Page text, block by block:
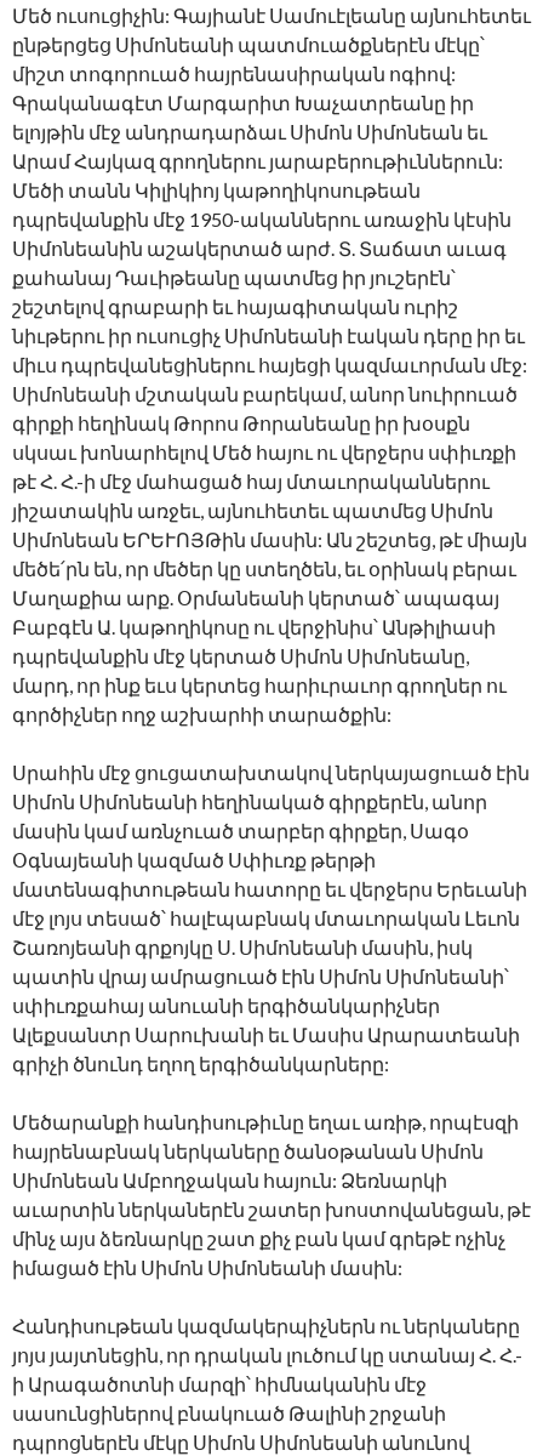
Մեծ ուսուցիչին: Գայիանէ Սամուէլեանը այնուհետեւ
ընթերցեց Սիմոնեանի պատմուածքներէն մէկը՝
միշտ տոգորուած հայրենասիրական ոգիով:
Գրականագէտ Մարգարիտ Խաչատրեանը իր
ելոյթին մէջ անդրադարձաւ Սիմոն Սիմոնեան եւ
Արամ Հայկազ գրողներու յարաբերութիւններուն:
Մեծի տանն Կիլիկիոյ կաթողիկոսութեան
դպրեվանքին մէջ 1950-ականներու առաջին կէսին
Սիմոնեանին աշակերտած արժ. Տ. Տաճատ աւագ
քահանայ Դաւիթեանը պատմեց իր յուշերէն՝
շեշտելով գրաբարի եւ հայագիտական ուրիշ
նիւթերու իր ուսուցիչ Սիմոնեանի էական դերը իր եւ
միւս դպրեվանեցիներու հայեցի կազմաւորման մէջ:
Սիմոնեանի մշտական բարեկամ, անոր նուիրուած
գիրքի հեղինակ Թորոս Թորանեանը իր խօսքն
սկսաւ խոնարհելով Մեծ հայու ու վերջերս սփիւռքի
թէ Հ. Հ.-ի մէջ մահացած հայ մտաւորականներու
յիշատակին առջեւ, այնուհետեւ պատմեց Սիմոն
Սիմոնեան ԵՐԵՒՈՅԹին մասին: Ան շեշտեց, թէ միայն
մեծե՛րն են, որ մեծեր կը ստեղծեն, եւ օրինակ բերաւ
Մաղաքիա արք. Օրմանեանի կերտած՝ ապագայ
Բաբգէն Ա. կաթողիկոսը ու վերջինիս՝ Անթիլիասի
դպրեվանքին մէջ կերտած Սիմոն Սիմոնեանը,
մարդ, որ ինք եւս կերտեց հարիւրաւոր գրողներ ու
գործիչներ ողջ աշխարհի տարածքին:
Սրահին մէջ ցուցատախտակով ներկայացուած էին
Սիմոն Սիմոնեանի հեղինակած գիրքերէն, անոր
մասին կամ առնչուած տարբեր գիրքեր, Սագօ
Օգնայեանի կազմած Սփիւռք թերթի
մատենագիտութեան հատորը եւ վերջերս Երեւանի
մէջ լոյս տեսած՝ հալէպաբնակ մտաւորական Լեւոն
Շառոյեանի գրքոյկը Ս. Սիմոնեանի մասին, իսկ
պատին վրայ ամրացուած էին Սիմոն Սիմոնեանի՝
սփիւռքահայ անուանի երգիծանկարիչներ
Ալեքսանտր Սարուխանի եւ Մասիս Արարատեանի
գրիչի ծնունդ եղող երգիծանկարները:
Մեծարանքի հանդիսութիւնը եղաւ առիթ, որպէսզի
հայրենաբնակ ներկաները ծանօթանան Սիմոն
Սիմոնեան Ամբողջական հայուն: Ձեռնարկի
աւարտին ներկաներէն շատեր խոստովանեցան, թէ
մինչ այս ձեռնարկը շատ քիչ բան կամ գրեթէ ոչինչ
իմացած էին Սիմոն Սիմոնեանի մասին:
Հանդիսութեան կազմակերպիչներն ու ներկաները
յոյս յայտնեցին, որ դրական լուծում կը ստանայ Հ. Հ.-
ի Արագածոտնի մարզի՝ հիմնականին մէջ
սասունցիներով բնակուած Թալինի շրջանի
դպրոցներէն մէկը Սիմոն Սիմոնեանի անունով